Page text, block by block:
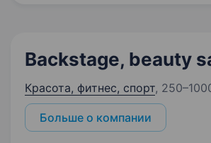
Backstage, beauty
Красота, фитнес, спорт,
Больше о компании